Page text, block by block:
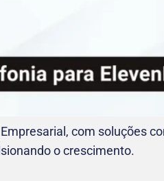
com soluções
o crescimento.